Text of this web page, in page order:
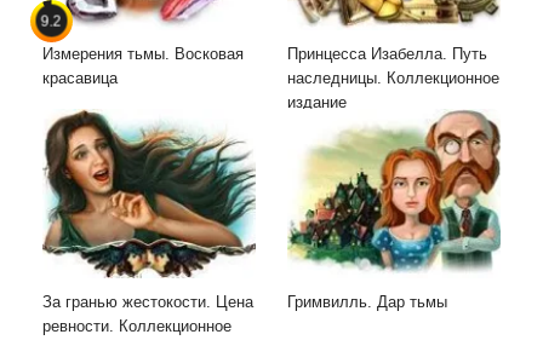
9.2
Измерения тьмы. Восковая
красавица
Принцесса Изабелла. Путь
наследницы. Коллекционное
издание
За гранью жестокости. Цена
ревности. Коллекционное
Гримвилль. Дар тьмы